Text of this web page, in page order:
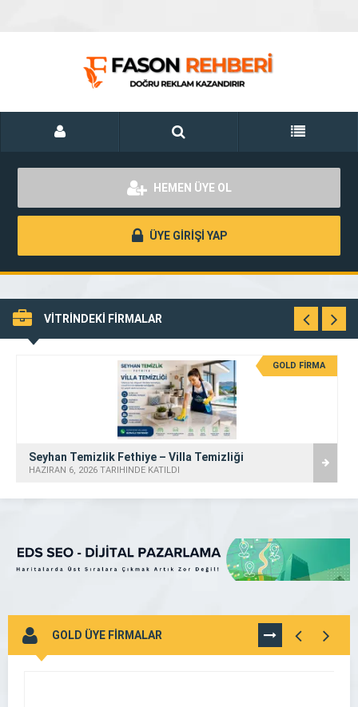
HEMEN ÜYE OL
ÜYE GİRİŞİ YAP
VİTRİNDEKİ FİRMALAR
GOLD FİRMA
Seyhan Temizlik Fethiye – Villa Temizliği
HAZIRAN 6, 2026 TARİHİNDE KATILDI
GOLD ÜYE FİRMALAR TÜMÜNÜ
GÖR